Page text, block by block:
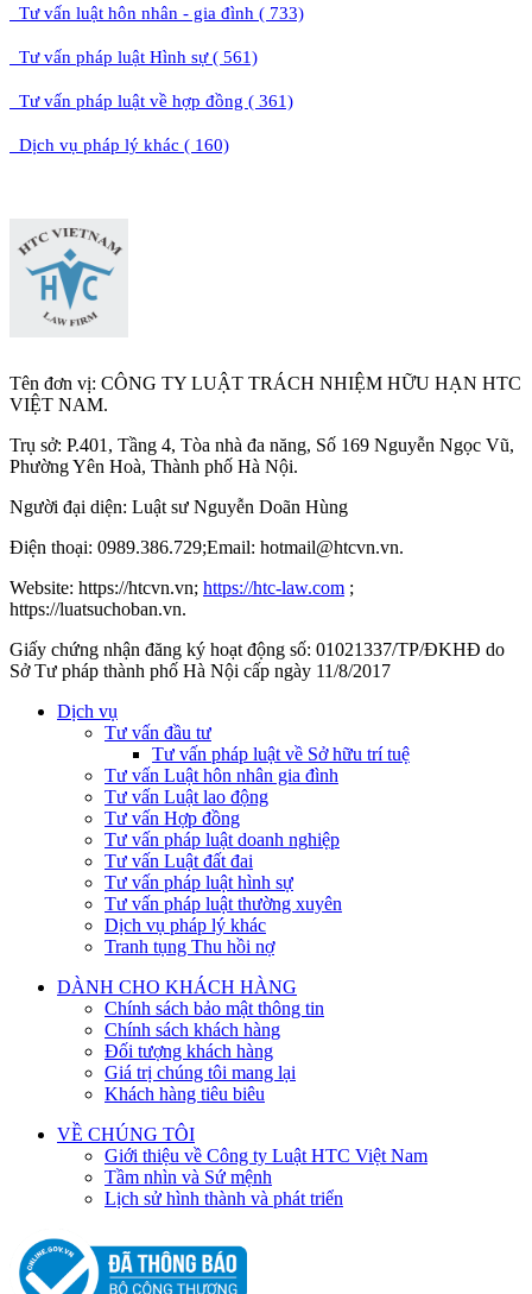
Tư vấn luật hôn nhân - gia đình ( 733)
Tư vấn pháp luật Hình sự ( 561)
Tư vấn pháp luật về hợp đồng ( 361)
Dịch vụ pháp lý khác ( 160)
Tên đơn vị: CÔNG TY LUẬT TRÁCH NHIỆM HỮU HẠN HTC
VIỆT NAM.
Trụ sở: P.401, Tầng 4, Tòa nhà đa năng, Số 169 Nguyễn Ngọc Vũ,
Phường Yên Hoà, Thành phố Hà Nội.
Người đại diện: Luật sư Nguyễn Doãn Hùng
Điện thoại: 0989.386.729;Email: hotmail@htcvn.vn.
Website: https://htcvn.vn; https://htc-law.com ;
https://luatsuchoban.vn.
Giấy chứng nhận đăng ký hoạt động số: 01021337/TP/ĐKHĐ do
Sở Tư pháp thành phố Hà Nội cấp ngày 11/8/2017
Dịch vụ
Tư vấn đầu tư
Tư vấn pháp luật về Sở hữu trí tuệ
Tư vấn Luật hôn nhân gia đình
Tư vấn Luật lao động
Tư vấn Hợp đồng
Tư vấn pháp luật doanh nghiệp
Tư vấn Luật đất đai
Tư vấn pháp luật hình sự
Tư vấn pháp luật thường xuyên
Dịch vụ pháp lý khác
Tranh tụng Thu hồi nợ
DÀNH CHO KHÁCH HÀNG
Chính sách bảo mật thông tin
Chính sách khách hàng
Đối tượng khách hàng
Giá trị chúng tôi mang lại
Khách hàng tiêu biêu
VỀ CHÚNG TÔI
Giới thiệu về Công ty Luật HTC Việt Nam
Tầm nhìn và Sứ mệnh
Lịch sử hình thành và phát triển